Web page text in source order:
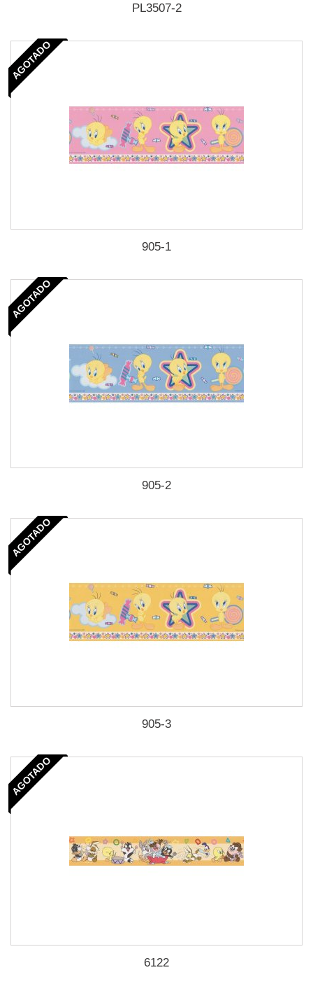
PL3507-2
AGOTADO
905-1
AGOTADO
905-2
AGOTADO
905-3
AGOTADO
6122